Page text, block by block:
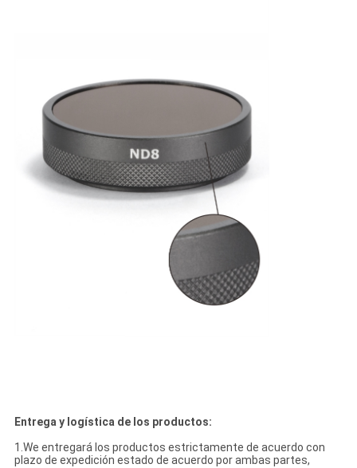
Entrega y logística de los productos:
1.We entregará los productos estrictamente de acuerdo con
plazo de expedición estado de acuerdo por ambas partes,